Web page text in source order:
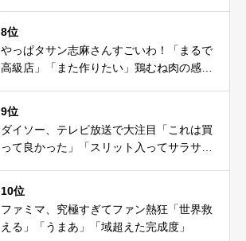
8位
やっぱタサン志麻さんすごいわ！「まるで
高級店」「また作りたい」鶏むね肉の感動
9位
ダイソー、テレビ放送で大注目「これは買
って良かった」「スリット入ってサラサ
10位
ファミマ、究極すぎてファン熱狂「世界救
える」「うまあ」「域超えた完成度」